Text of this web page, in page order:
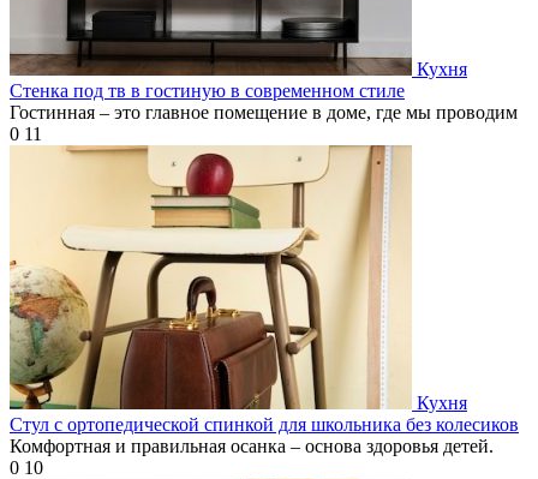
Кухня
Стенка под тв в гостиную в современном стиле
Гостинная – это главное помещение в доме, где мы проводим
0 11
Кухня
Стул с ортопедической спинкой для школьника без колесиков
Комфортная и правильная осанка – основа здоровья детей.
0 10